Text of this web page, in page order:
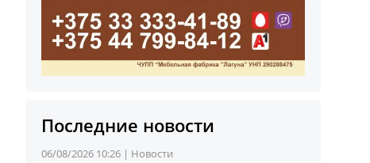
Последние новости
06/08/2026 10:26 | Новости